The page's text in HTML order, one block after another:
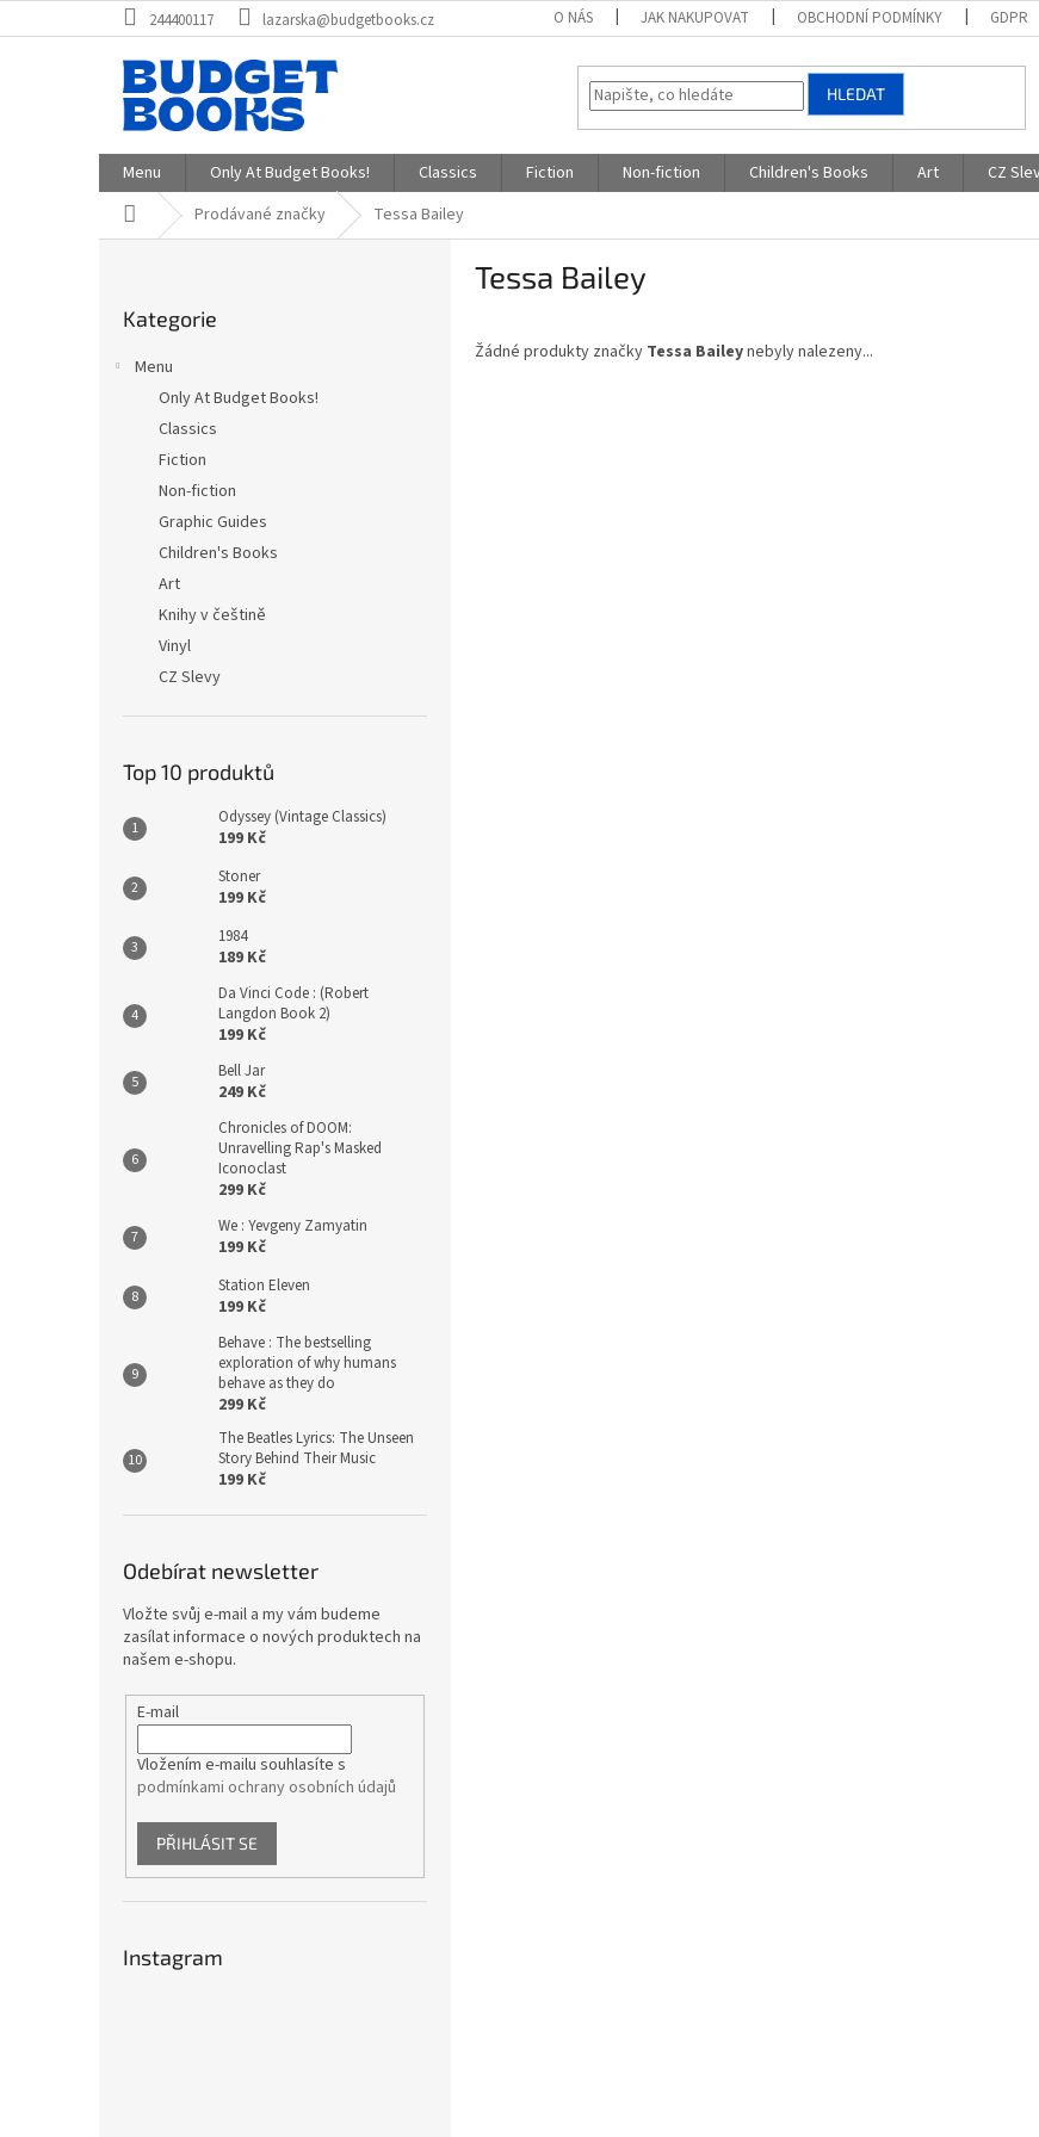
na
244400117 lazarska@budgetbooks.cz O NÁS JAK NAKUPOVAT OBCHODNÍ PODMÍNKY GDPR
HLEDAT
Menu Only At Budget Books! Classics Fiction Non-fiction Children's Books Art CZ
Domů Prodávané značky Tessa Bailey
kategorie
Kategorie
Menu
Only At Budget Books!
Classics
Fiction
Non-fiction
Graphic Guides
Children's Books
Art
Knihy v češtině
Vinyl
CZ Slevy
Top 10 produktů
Odyssey (Vintage Classics)
199 Kč
Stoner
199 Kč
1984
189 Kč
Da Vinci Code : (Robert
Langdon Book 2)
199 Kč
Bell Jar
249 Kč
Chronicles of DOOM:
Unravelling Rap's Masked
Iconoclast
299 Kč
We : Yevgeny Zamyatin
199 Kč
Station Eleven
199 Kč
Behave : The bestselling
exploration of why humans
behave as they do
299 Kč
The Beatles Lyrics: The Unseen
Story Behind Their Music
199 Kč
Odebírat newsletter
Vložte svůj e-mail a my vám budeme
zasílat informace o nových produktech na
našem e-shopu.
E-mail
Vložením e-mailu souhlasíte s
podmínkami ochrany osobních údajů
PŘIHLÁSIT SE
Instagram
Tessa Bailey
Žádné produkty značky Tessa Baileynebyly nalezeny...